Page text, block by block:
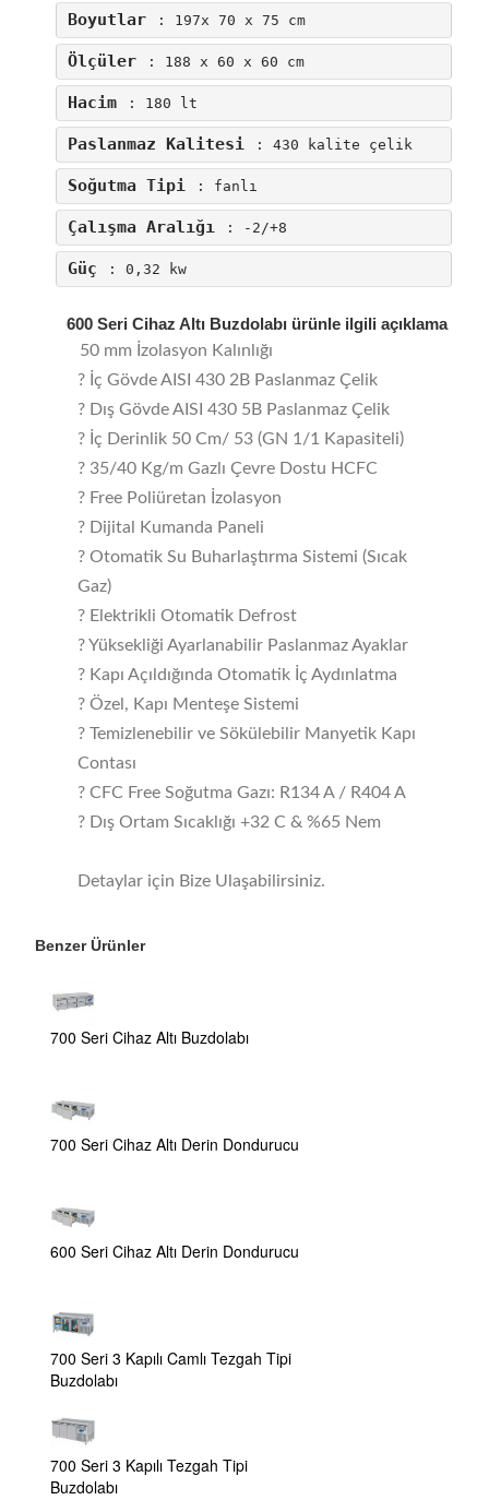
Boyutlar : 197x 70 x 75 cm
Ölçüler : 188 x 60 x 60 cm
Hacim : 180 lt
Paslanmaz Kalitesi : 430 kalite çelik
Soğutma Tipi : fanlı
Çalışma Aralığı : -2/+8
Güç : 0,32 kw
600 Seri Cihaz Altı Buzdolabı ürünle ilgili açıklama
50 mm İzolasyon Kalınlığı
? İç Gövde AISI 430 2B Paslanmaz Çelik
? Dış Gövde AISI 430 5B Paslanmaz Çelik
? İç Derinlik 50 Cm/ 53 (GN 1/1 Kapasiteli)
? 35/40 Kg/m Gazlı Çevre Dostu HCFC
? Free Poliüretan İzolasyon
? Dijital Kumanda Paneli
? Otomatik Su Buharlaştırma Sistemi (Sıcak
Gaz)
? Elektrikli Otomatik Defrost
? Yüksekliği Ayarlanabilir Paslanmaz Ayaklar
? Kapı Açıldığında Otomatik İç Aydınlatma
? Özel, Kapı Menteşe Sistemi
? Temizlenebilir ve Sökülebilir Manyetik Kapı
Contası
? CFC Free Soğutma Gazı: R134 A / R404 A
? Dış Ortam Sıcaklığı +32 C & %65 Nem
Detaylar için Bize Ulaşabilirsiniz.
Benzer Ürünler
700 Seri Cihaz Altı Buzdolabı
700 Seri Cihaz Altı Derin Dondurucu
600 Seri Cihaz Altı Derin Dondurucu
700 Seri 3 Kapılı Camlı Tezgah Tipi
Buzdolabı
700 Seri 3 Kapılı Tezgah Tipi
Buzdolabı